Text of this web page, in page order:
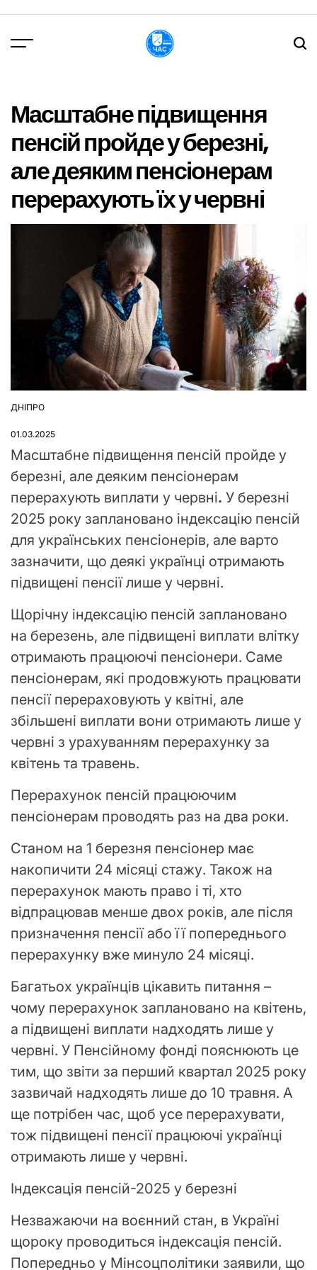
вмісту
Масштабне підвищення
пенсій пройде у березні,
але деяким пенсіонерам
перерахують їх у червні
ОПУБЛІКУВАТИ
ДНІПРО
01.03.2025
Масштабне підвищення пенсій пройде у
березні, але деяким пенсіонерам
перерахують виплати у червні. У березні
2025 року заплановано індексацію пенсій
для українських пенсіонерів, але варто
зазначити, що деякі українці отримають
підвищені пенсії лише у червні.
Щорічну індексацію пенсій заплановано
на березень, але підвищені виплати влітку
отримають працюючі пенсіонери. Саме
пенсіонерам, які продовжують працювати
пенсії перераховують у квітні, але
збільшені виплати вони отримають лише у
червні з урахуванням перерахунку за
квітень та травень.
Перерахунок пенсій працюючим
пенсіонерам проводять раз на два роки.
Станом на 1 березня пенсіонер має
накопичити 24 місяці стажу. Також на
перерахунок мають право і ті, хто
відпрацював менше двох років, але після
призначення пенсії або її попереднього
перерахунку вже минуло 24 місяці.
Багатьох українців цікавить питання –
чому перерахунок заплановано на квітень,
а підвищені виплати надходять лише у
червні. У Пенсійному фонді пояснюють це
тим, що звіти за перший квартал 2025 року
зазвичай надходять лише до 10 травня. А
ще потрібен час, щоб усе перерахувати,
тож підвищені пенсії працюючі українці
отримають лише у червні.
Індексація пенсій-2025 у березні
Незважаючи на воєнний стан, в Україні
щороку проводиться індексація пенсій.
Попередньо у Мінсоцполітики заявили, що